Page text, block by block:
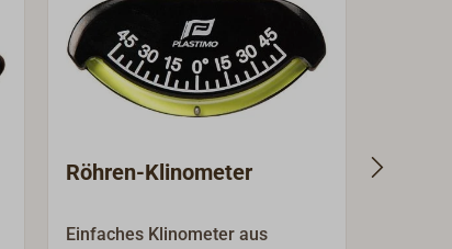
Röhren-Klinometer
Einfaches Klinometer aus